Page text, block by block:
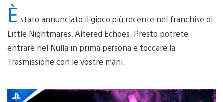
È stato annunciato il gioco più recente nel franchise di
Little Nightmares, Altered Echoes. Presto potrete
entrare nel Nulla in prima persona e toccare la
Trasmissione con le vostre mani.